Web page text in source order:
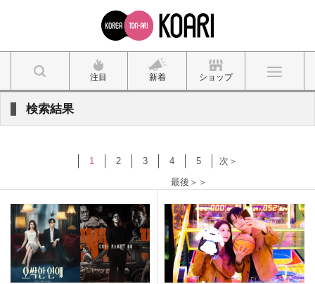
注目 新着 ショップ
検索結果
1 2 3 4 5
次＞
最後＞＞